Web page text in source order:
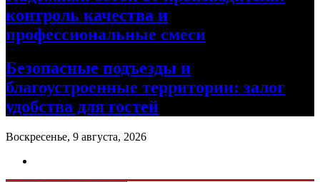
контроль качества и
профессиональные смеси
Безопасные подъезды и
благоустроенные территории: залог
удобства для гостей
Воскресенье, 9 августа, 2026